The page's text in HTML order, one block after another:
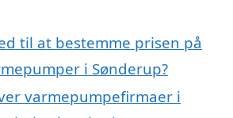
til at bestemme prisen på
i Sønderup?
varmepumpefirmaer i